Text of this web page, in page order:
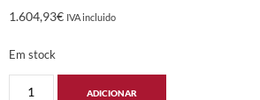
1.604,93€ IVA incluido
Em stock
ADICIONAR